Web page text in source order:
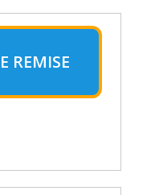
REMISE